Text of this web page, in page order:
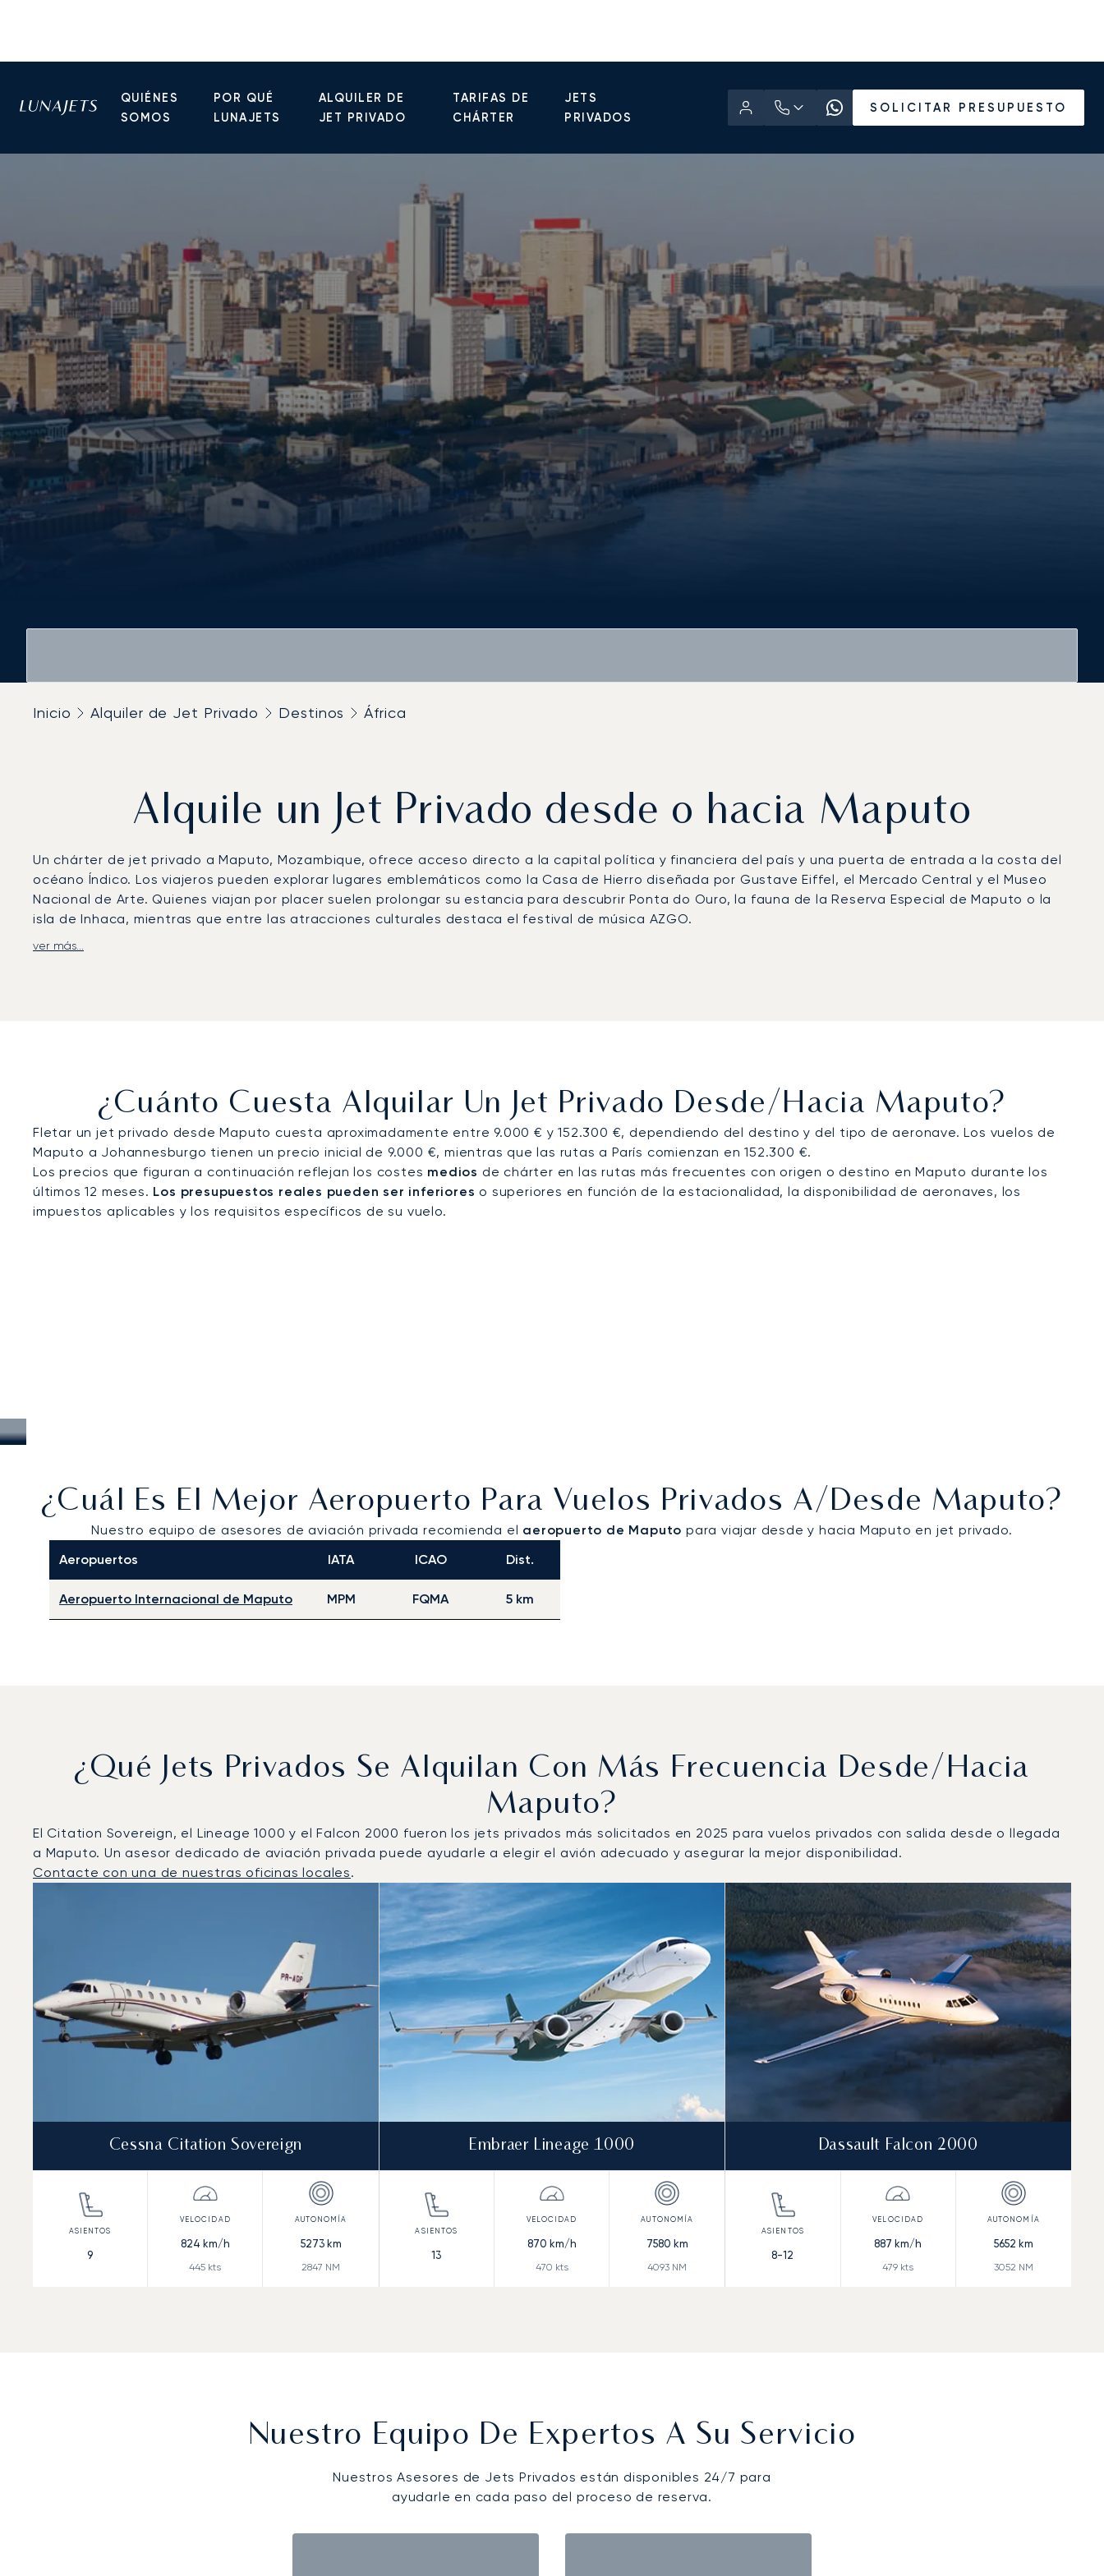
QUIÉNES
SOMOS
POR QUÉ
LUNAJETS
ALQUILER DE
JET PRIVADO
TARIFAS DE
CHÁRTER
JETS
PRIVADOS
SOLICITAR PRESUPUESTO
Inicio Alquiler de Jet Privado Destinos África
Alquile un Jet Privado desde o hacia Maputo
Un chárter de jet privado a Maputo, Mozambique, ofrece acceso directo a la capital política y financiera del país y una puerta de entrada a la costa del
océano Índico. Los viajeros pueden explorar lugares emblemáticos como la Casa de Hierro diseñada por Gustave Eiffel, el Mercado Central y el Museo
Nacional de Arte. Quienes viajan por placer suelen prolongar su estancia para descubrir Ponta do Ouro, la fauna de la Reserva Especial de Maputo o la
isla de Inhaca, mientras que entre las atracciones culturales destaca el festival de música AZGO.
LunaJets organiza vuelos privados al Aeropuerto Internacional de Maputo (MPM), situado a solo cinco kilómetros del centro de la ciudad y equipado con
acceso eficiente en helicóptero a los lodges e islas más remotos, y soluciones a medida que combinan los compromisos corporativos con escapadas de
ocio por la costa de Mozambique.
ver más...
¿Cuánto Cuesta Alquilar Un Jet Privado Desde/hacia Maputo?
Fletar un jet privado desde Maputo cuesta aproximadamente entre 9.000 € y 152.300 €, dependiendo del destino y del tipo de aeronave. Los vuelos de
Maputo a Johannesburgo tienen un precio inicial de 9.000 €, mientras que las rutas a París comienzan en 152.300 €.
Los precios que figuran a continuación reflejan los costes medios de chárter en las rutas más frecuentes con origen o destino en Maputo durante los
últimos 12 meses. Los presupuestos reales pueden ser inferiores o superiores en función de la estacionalidad, la disponibilidad de aeronaves, los
impuestos aplicables y los requisitos específicos de su vuelo.
¿Cuál Es El Mejor Aeropuerto Para Vuelos Privados A/desde Maputo?
Nuestro equipo de asesores de aviación privada recomienda el aeropuerto de Maputo para viajar desde y hacia Maputo en jet privado.
Aeropuertos
IATA ICAO Dist.
Aeropuerto Internacional de Maputo MPM FQMA 5 km
¿Qué Jets Privados Se Alquilan Con Más Frecuencia Desde/hacia
Maputo?
El Citation Sovereign, el Lineage 1000 y el Falcon 2000 fueron los jets privados más solicitados en 2025 para vuelos privados con salida desde o llegada
a Maputo. Un asesor dedicado de aviación privada puede ayudarle a elegir el avión adecuado y asegurar la mejor disponibilidad.
Contacte con una de nuestras oficinas locales.
Maputo : Los 3 modelos de aeronave más operados por número de movimientos de vuelo en 2025
Autonomía (km)
Cessna Citation Sovereign
9
824 km/h
445 kts
5273km
2847 NM
Embraer Lineage 1000
13
870 km/h
470 kts
7580 km
4093 NM
Dassault Falcon 2000
8-12
887 km/h
479 kts
5652 km
3052 NM
Nuestro Equipo De Expertos A Su Servicio
Nuestros Asesores de Jets Privados están disponibles 24/7 para
ayudarle en cada paso del proceso de reserva.